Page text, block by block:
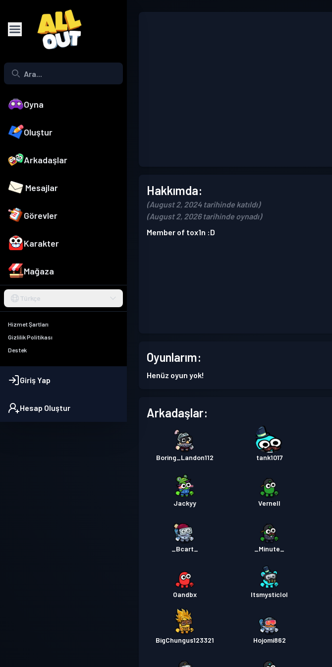
Oyna
Oluştur
Arkadaşlar
Mesajlar
Görevler
Karakter
Mağaza
Türkçe
Hizmet Şartları
Gizlilik Politikası
Destek
Giriş Yap
Hesap Oluştur
Hakkımda:
(August 2, 2024 tarihinde katıldı)
(August 2, 2026 tarihinde oynadı)
Member of tox1n :D
Oyunlarım:
Henüz oyun yok!
Arkadaşlar:
Boring_Landon112 tank1017
Jackyy Vernell
_Bcart_ _Minute_
Oandbx Itsmysticlol
BigChungus123321 Hojomi862